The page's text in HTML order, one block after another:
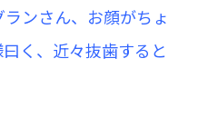
ンさん、お顔がちょ
く、近々抜歯すると